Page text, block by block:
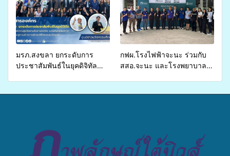
ส่งผู้ทุพพลภาพเพื่อเข้ารับ
บริการสาธารณสุข ลดความ
เหลื่อมล้ำ ยกระดับคุณภาพ
ชีวิตประชาชนอย่างยั่งยืน
มรภ.สงขลา ยกระดับการ
ประชาสัมพันธ์ในยุคดิจิทัล
กฟผ.โรงไฟฟ้าจะนะ ร่วมกับ
สสอ.จะนะ และโรงพยาบาล